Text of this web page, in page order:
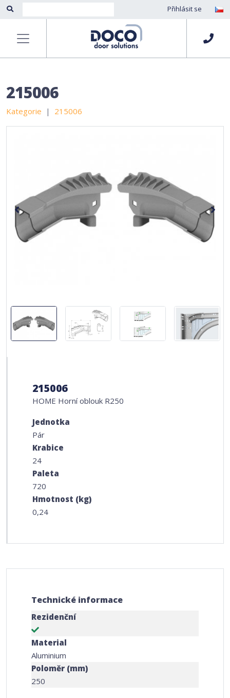
Přihlásit se
215006
Kategorie 215006
215006
HOME Horní oblouk R250
Jednotka
Pár
Krabice
24
Paleta
720
Hmotnost (kg)
0,24
Technické informace
Rezidenční
Material
Aluminium
Poloměr (mm)
250